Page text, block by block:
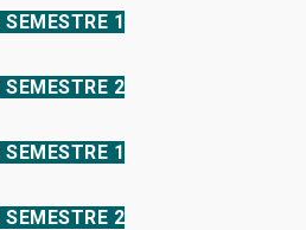
1
SEMESTRE 2
1
SEMESTRE 2